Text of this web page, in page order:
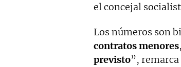
el concejal
Los números son
contratos menores
previsto”,